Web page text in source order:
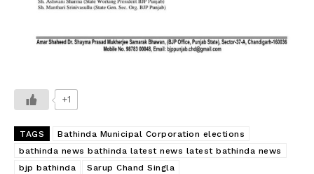
+1
TAGS
Bathinda Municipal Corporation elections
bathinda news bathinda latest news latest bathinda news
bjp bathinda
Sarup Chand Singla